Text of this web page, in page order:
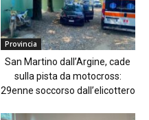
Provincia
San Martino dall’Argine, cade
sulla pista da motocross:
29enne soccorso dall’elicottero